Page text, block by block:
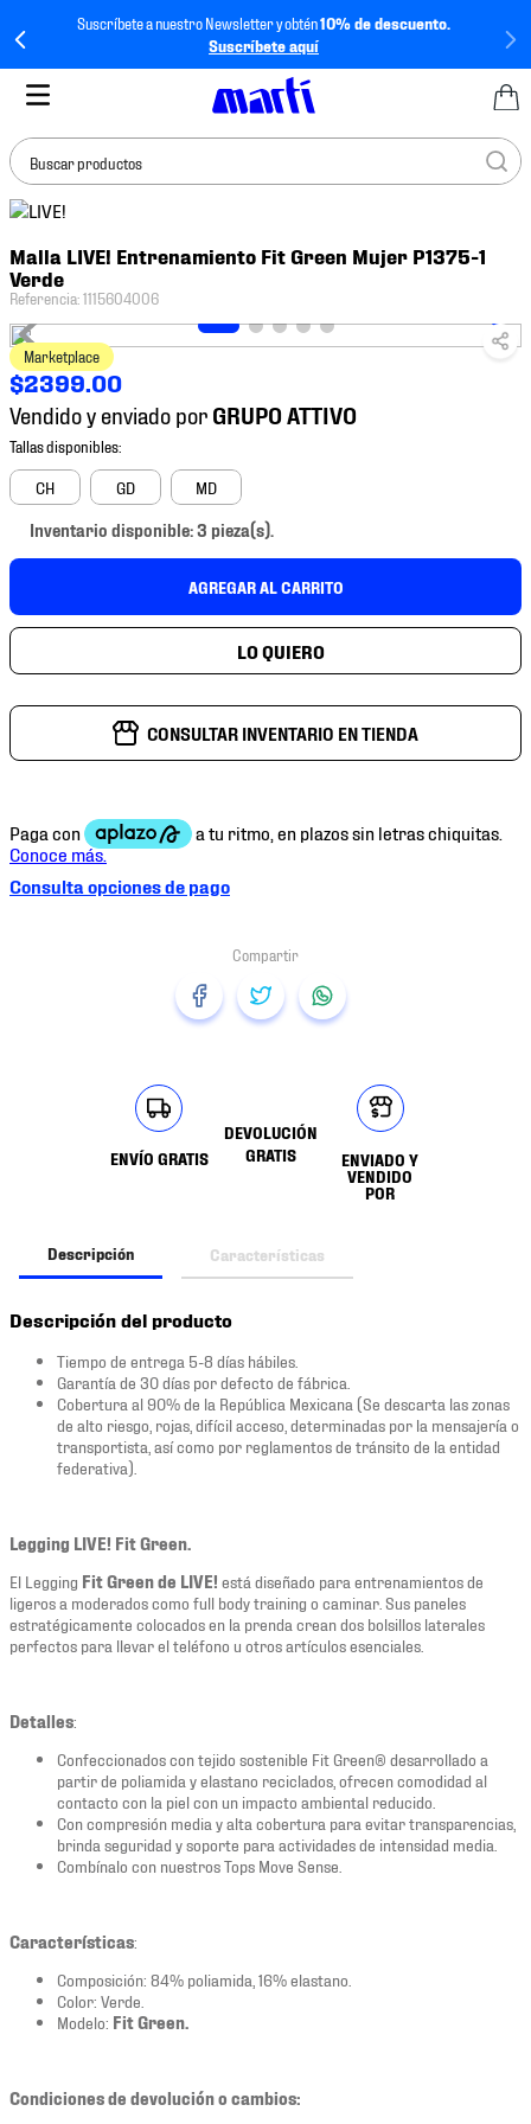
Suscríbete a nuestro Newsletter y obtén10% de descuento.
Suscríbete aquí
Buscar productos
Malla LIVE! Entrenamiento Fit Green Mujer P1375-1
Verde
Referencia:1115604006
Marketplace
$2399.00
Vendido y enviado por
CH GD MD
Inventario disponible: 3 pieza(s).
AGREGAR AL CARRITO
CONSULTAR INVENTARIO EN TIENDA
Consulta opciones de pago
ENVÍO GRATIS
DEVOLUCIÓN
GRATIS
ENVIADO Y
VENDIDO
POR
Descripción Características
Descripción del producto
Tiempo de entrega 5-8 días hábiles.
Garantía de 30 días por defecto de fábrica.
Cobertura al 90% de la República Mexicana (Se descarta las zonas
de alto riesgo, rojas, difícil acceso, determinadas por la mensajería o
transportista, así como por reglamentos de tránsito de la entidad
federativa).
Legging LIVE! Fit Green.
El Legging Fit Green de LIVE! está diseñado para entrenamientos de
ligeros a moderados como full body training o caminar. Sus paneles
estratégicamente colocados en la prenda crean dos bolsillos laterales
perfectos para llevar el teléfono u otros artículos esenciales.
Detalles:
Confeccionados con tejido sostenible Fit Green® desarrollado a
partir de poliamida y elastano reciclados, ofrecen comodidad al
contacto con la piel con un impacto ambiental reducido.
Con compresión media y alta cobertura para evitar transparencias,
brinda seguridad y soporte para actividades de intensidad media.
Combínalo con nuestros Tops Move Sense.
Características:
Composición: 84% poliamida, 16% elastano.
Color: Verde.
Modelo: Fit Green.
Condiciones de devolución o cambios:
BUSCADOS
1.
tenis mujer
2.
3.
tenis
4.
tenis futbol
5.
jersey
6.
mochila
7.
mochilas
9.
tenis niño